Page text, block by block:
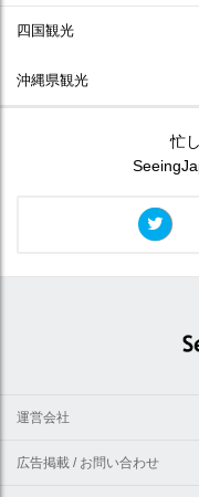
四国観光
沖縄県観光
忙
運営会社
広告掲載 / お問い合わせ